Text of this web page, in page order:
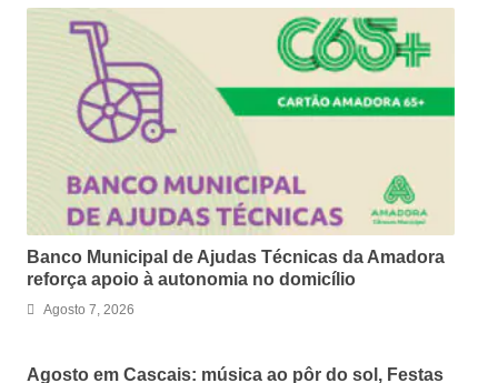
Banco Municipal de Ajudas Técnicas da Amadora
reforça apoio à autonomia no domicílio
Agosto 7, 2026
Agosto em Cascais: música ao pôr do sol, Festas